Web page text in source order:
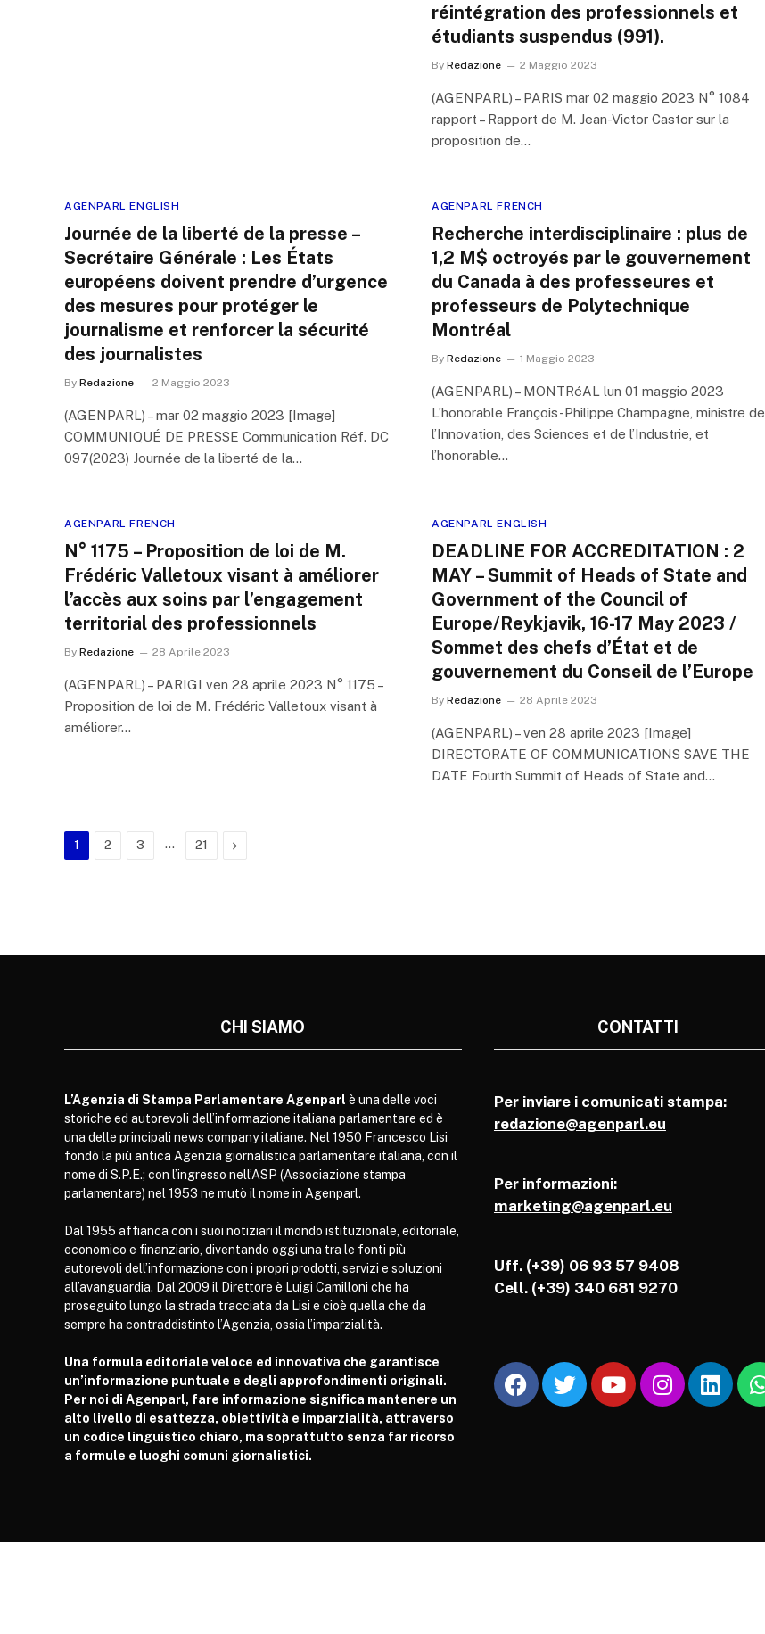
réintégration des professionnels et
étudiants suspendus (991).
By Redazione 2 Maggio 2023
(AGENPARL) – PARIS mar 02 maggio 2023 N° 1084
rapport – Rapport de M. Jean-Victor Castor sur la
proposition de…
AGENPARL ENGLISH
Journée de la liberté de la presse –
Secrétaire Générale : Les États
européens doivent prendre d’urgence
des mesures pour protéger le
journalisme et renforcer la sécurité
des journalistes
By Redazione 2 Maggio 2023
(AGENPARL) – mar 02 maggio 2023 [Image]
COMMUNIQUÉ DE PRESSE Communication Réf. DC
097(2023) Journée de la liberté de la…
AGENPARL FRENCH
Recherche interdisciplinaire : plus de
1,2 M$ octroyés par le gouvernement
du Canada à des professeures et
professeurs de Polytechnique
Montréal
By Redazione 1 Maggio 2023
(AGENPARL) – MONTRéAL lun 01 maggio 2023
L’honorable François-Philippe Champagne, ministre de
l’Innovation, des Sciences et de l’Industrie, et
l’honorable…
AGENPARL FRENCH
N° 1175 – Proposition de loi de M.
Frédéric Valletoux visant à améliorer
l’accès aux soins par l’engagement
territorial des professionnels
By Redazione 28 Aprile 2023
(AGENPARL) – PARIGI ven 28 aprile 2023 N° 1175 –
Proposition de loi de M. Frédéric Valletoux visant à
améliorer…
AGENPARL ENGLISH
DEADLINE FOR ACCREDITATION : 2
MAY – Summit of Heads of State and
Government of the Council of
Europe/Reykjavik, 16-17 May 2023 /
Sommet des chefs d’État et de
gouvernement du Conseil de l’Europe
By Redazione 28 Aprile 2023
(AGENPARL) – ven 28 aprile 2023 [Image]
DIRECTORATE OF COMMUNICATIONS SAVE THE
DATE Fourth Summit of Heads of State and…
1 2 3 … 21 Next
CHI SIAMO
L’Agenzia di Stampa Parlamentare Agenparl è una delle voci
storiche ed autorevoli dell’informazione italiana parlamentare ed è
una delle principali news company italiane. Nel 1950 Francesco Lisi
fondò la più antica Agenzia giornalistica parlamentare italiana, con il
nome di S.P.E.; con l’ingresso nell’ASP (Associazione stampa
parlamentare) nel 1953 ne mutò il nome in Agenparl.
Dal 1955 affianca con i suoi notiziari il mondo istituzionale, editoriale,
economico e finanziario, diventando oggi una tra le fonti più
autorevoli dell’informazione con i propri prodotti, servizi e soluzioni
all’avanguardia. Dal 2009 il Direttore è Luigi Camilloni che ha
proseguito lungo la strada tracciata da Lisi e cioè quella che da
sempre ha contraddistinto l’Agenzia, ossia l’imparzialità.
Una formula editoriale veloce ed innovativa che garantisce
un’informazione puntuale e degli approfondimenti originali.
Per noi di Agenparl, fare informazione significa mantenere un
alto livello di esattezza, obiettività e imparzialità, attraverso
un codice linguistico chiaro, ma soprattutto senza far ricorso
a formule e luoghi comuni giornalistici.
CONTATTI
Per inviare i comunicati stampa:
redazione@agenparl.eu
Per informazioni:
marketing@agenparl.eu
Uff. (+39) 06 93 57 9408
Cell. (+39) 340 681 9270